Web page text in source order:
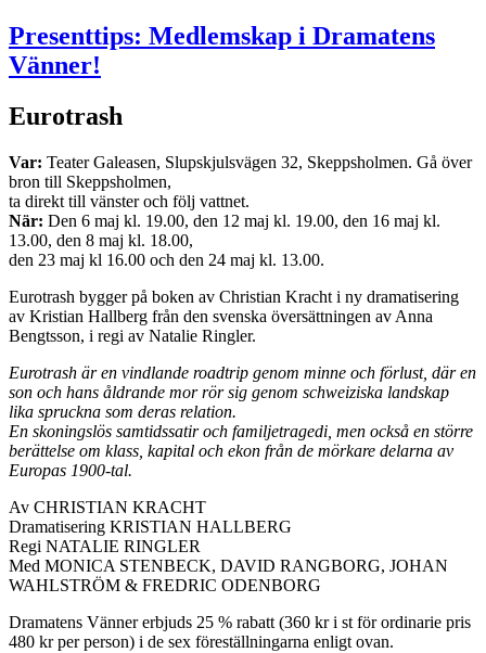
Presenttips: Medlemskap i Dramatens
Vänner!
Eurotrash
Var: Teater Galeasen, Slupskjulsvägen 32, Skeppsholmen. Gå över
bron till Skeppsholmen,
ta direkt till vänster och följ vattnet.
När: Den 6 maj kl. 19.00, den 12 maj kl. 19.00, den 16 maj kl.
13.00, den 8 maj kl. 18.00,
den 23 maj kl 16.00 och den 24 maj kl. 13.00.
Eurotrash bygger på boken av Christian Kracht i ny dramatisering
av Kristian Hallberg från den svenska översättningen av Anna
Bengtsson, i regi av Natalie Ringler.
Eurotrash är en vindlande roadtrip genom minne och förlust, där en
son och hans åldrande mor rör sig genom schweiziska landskap
lika spruckna som deras relation.
En skoningslös samtidssatir och familjetragedi, men också en större
berättelse om klass, kapital och ekon från de mörkare delarna av
Europas 1900-tal.
Av CHRISTIAN KRACHT
Dramatisering KRISTIAN HALLBERG
Regi NATALIE RINGLER
Med MONICA STENBECK, DAVID RANGBORG, JOHAN
WAHLSTRÖM & FREDRIC ODENBORG
Dramatens Vänner erbjuds 25 % rabatt (360 kr i st för ordinarie pris
480 kr per person) i de sex föreställningarna enligt ovan.